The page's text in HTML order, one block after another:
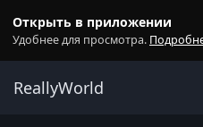
Открыть в приложении
Удобнее для просмотра.
ReallyWorld